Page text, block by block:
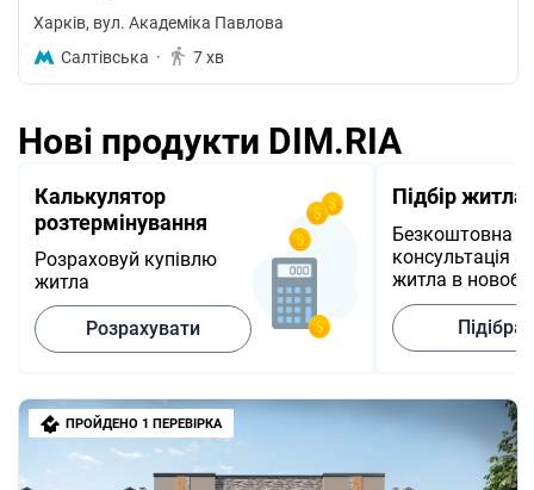
Харків, вул. Академіка Павлова
Салтівська · 7 хв
Нові продукти DIM.RIA
Калькулятор
розтермінування
Розраховуй купівлю
житла
Розрахувати
Підбір житла
Безкоштовна
консультація з
житла в
ПРОЙДЕНО 1 ПЕРЕВІРКА